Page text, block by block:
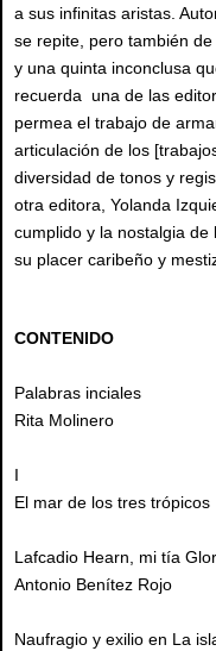
a sus infinitas aristas.
se repite, pero también
y una quinta inconclusa
recuerda una de las
permea el trabajo de
articulación de los
diversidad de tonos y
otra editora, Yolanda
cumplido y la nostalgia
su placer caribeño y
CONTENIDO
Palabras inciales
Rita
I
El mar de los tres trópicos
Lafcadio Hearn, mi tía
Antonio Benítez
Naufragio y exilio en La